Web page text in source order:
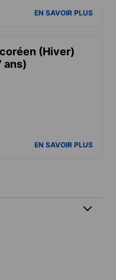
EN SAVOIR PLUS
(Hiver)
ans)
EN SAVOIR PLUS